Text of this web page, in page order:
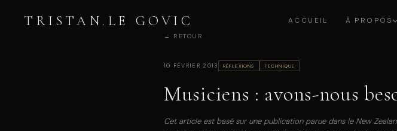
TRISTAN . LE GOVIC ACCUEIL À PROPOS
← RETOUR
10 FÉVRIER 2013 RÉFLEXIONS TECHNIQUE
Musiciens : avons-nous
Cet article est basé sur une publication parue dans le New